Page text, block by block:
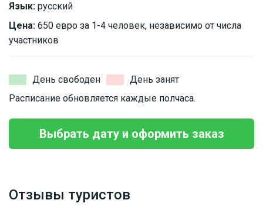
Язык: русский
Цена: 650 евро за 1-4 человек, независимо от числа
участников
День свободен
День занят
Расписание обновляется каждые полчаса.
Выбрать дату и оформить заказ
Отзывы туристов